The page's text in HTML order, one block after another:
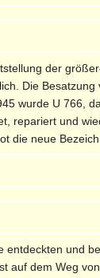
der
Die
wurde U 766,
repariert und
die neue
und
auf dem Weg